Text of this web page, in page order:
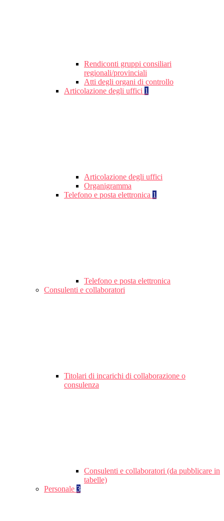
Rendiconti gruppi consiliari
regionali/provinciali
Atti degli organi di controllo
Articolazione degli uffici 1
Articolazione degli uffici
Organigramma
Telefono e posta elettronica 1
Telefono e posta elettronica
Consulenti e collaboratori
Titolari di incarichi di collaborazione o
consulenza
Consulenti e collaboratori (da pubblicare in
tabelle)
Personale 3